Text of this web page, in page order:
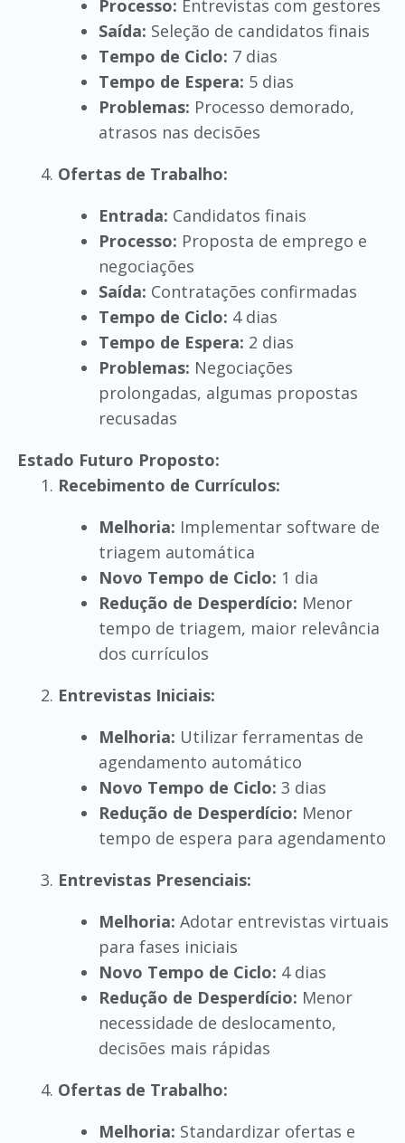
Processo: Entrevistas com gestores
Saída: Seleção de candidatos finais
Tempo de Ciclo: 7 dias
Tempo de Espera: 5 dias
Problemas: Processo demorado,
atrasos nas decisões
Ofertas de Trabalho:
Entrada: Candidatos finais
Processo: Proposta de emprego e
negociações
Saída: Contratações confirmadas
Tempo de Ciclo: 4 dias
Tempo de Espera: 2 dias
Problemas: Negociações
prolongadas, algumas propostas
recusadas
Estado Futuro Proposto:
Recebimento de Currículos:
Melhoria: Implementar software de
triagem automática
Novo Tempo de Ciclo: 1 dia
Redução de Desperdício: Menor
tempo de triagem, maior relevância
dos currículos
Entrevistas Iniciais:
Melhoria: Utilizar ferramentas de
agendamento automático
Novo Tempo de Ciclo: 3 dias
Redução de Desperdício: Menor
tempo de espera para agendamento
Entrevistas Presenciais:
Melhoria: Adotar entrevistas virtuais
para fases iniciais
Novo Tempo de Ciclo: 4 dias
Redução de Desperdício: Menor
necessidade de deslocamento,
decisões mais rápidas
Ofertas de Trabalho:
Melhoria: Standardizar ofertas e